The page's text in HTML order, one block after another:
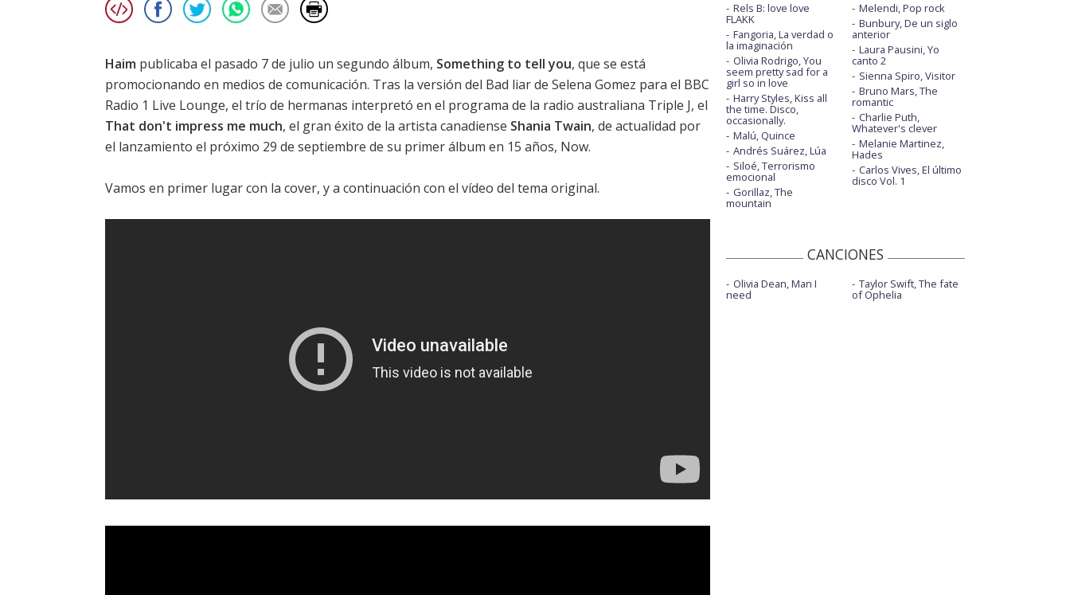
Haim publicaba el pasado 7 de julio un segundo álbum, Something to tell you, que se está
promocionando en medios de comunicación. Tras la versión del Bad liar de Selena Gomez para el BBC
Radio 1 Live Lounge, el trío de hermanas interpretó en el programa de la radio australiana Triple J, el
That don't impress me much, el gran éxito de la artista canadiense Shania Twain, de actualidad por
el lanzamiento el próximo 29 de septiembre de su primer álbum en 15 años, Now.
Vamos en primer lugar con la cover, y a continuación con el vídeo del tema original.
Rels B: love love
FLAKK
Fangoria, La verdad o
la imaginación
Olivia Rodrigo, You
seem pretty sad for a
girl so in love
Harry Styles, Kiss all
the time. Disco,
occasionally.
Malú, Quince
Andrés Suárez, Lúa
Siloé, Terrorismo
emocional
Gorillaz, The
mountain
Melendi, Pop rock
Bunbury, De un siglo
anterior
Laura Pausini, Yo
canto 2
Sienna Spiro, Visitor
Bruno Mars, The
romantic
Charlie Puth,
Whatever's clever
Melanie Martinez,
Hades
Carlos Vives, El último
disco Vol. 1
CANCIONES
Olivia Dean, Man I
need
Taylor Swift, The fate
of Ophelia